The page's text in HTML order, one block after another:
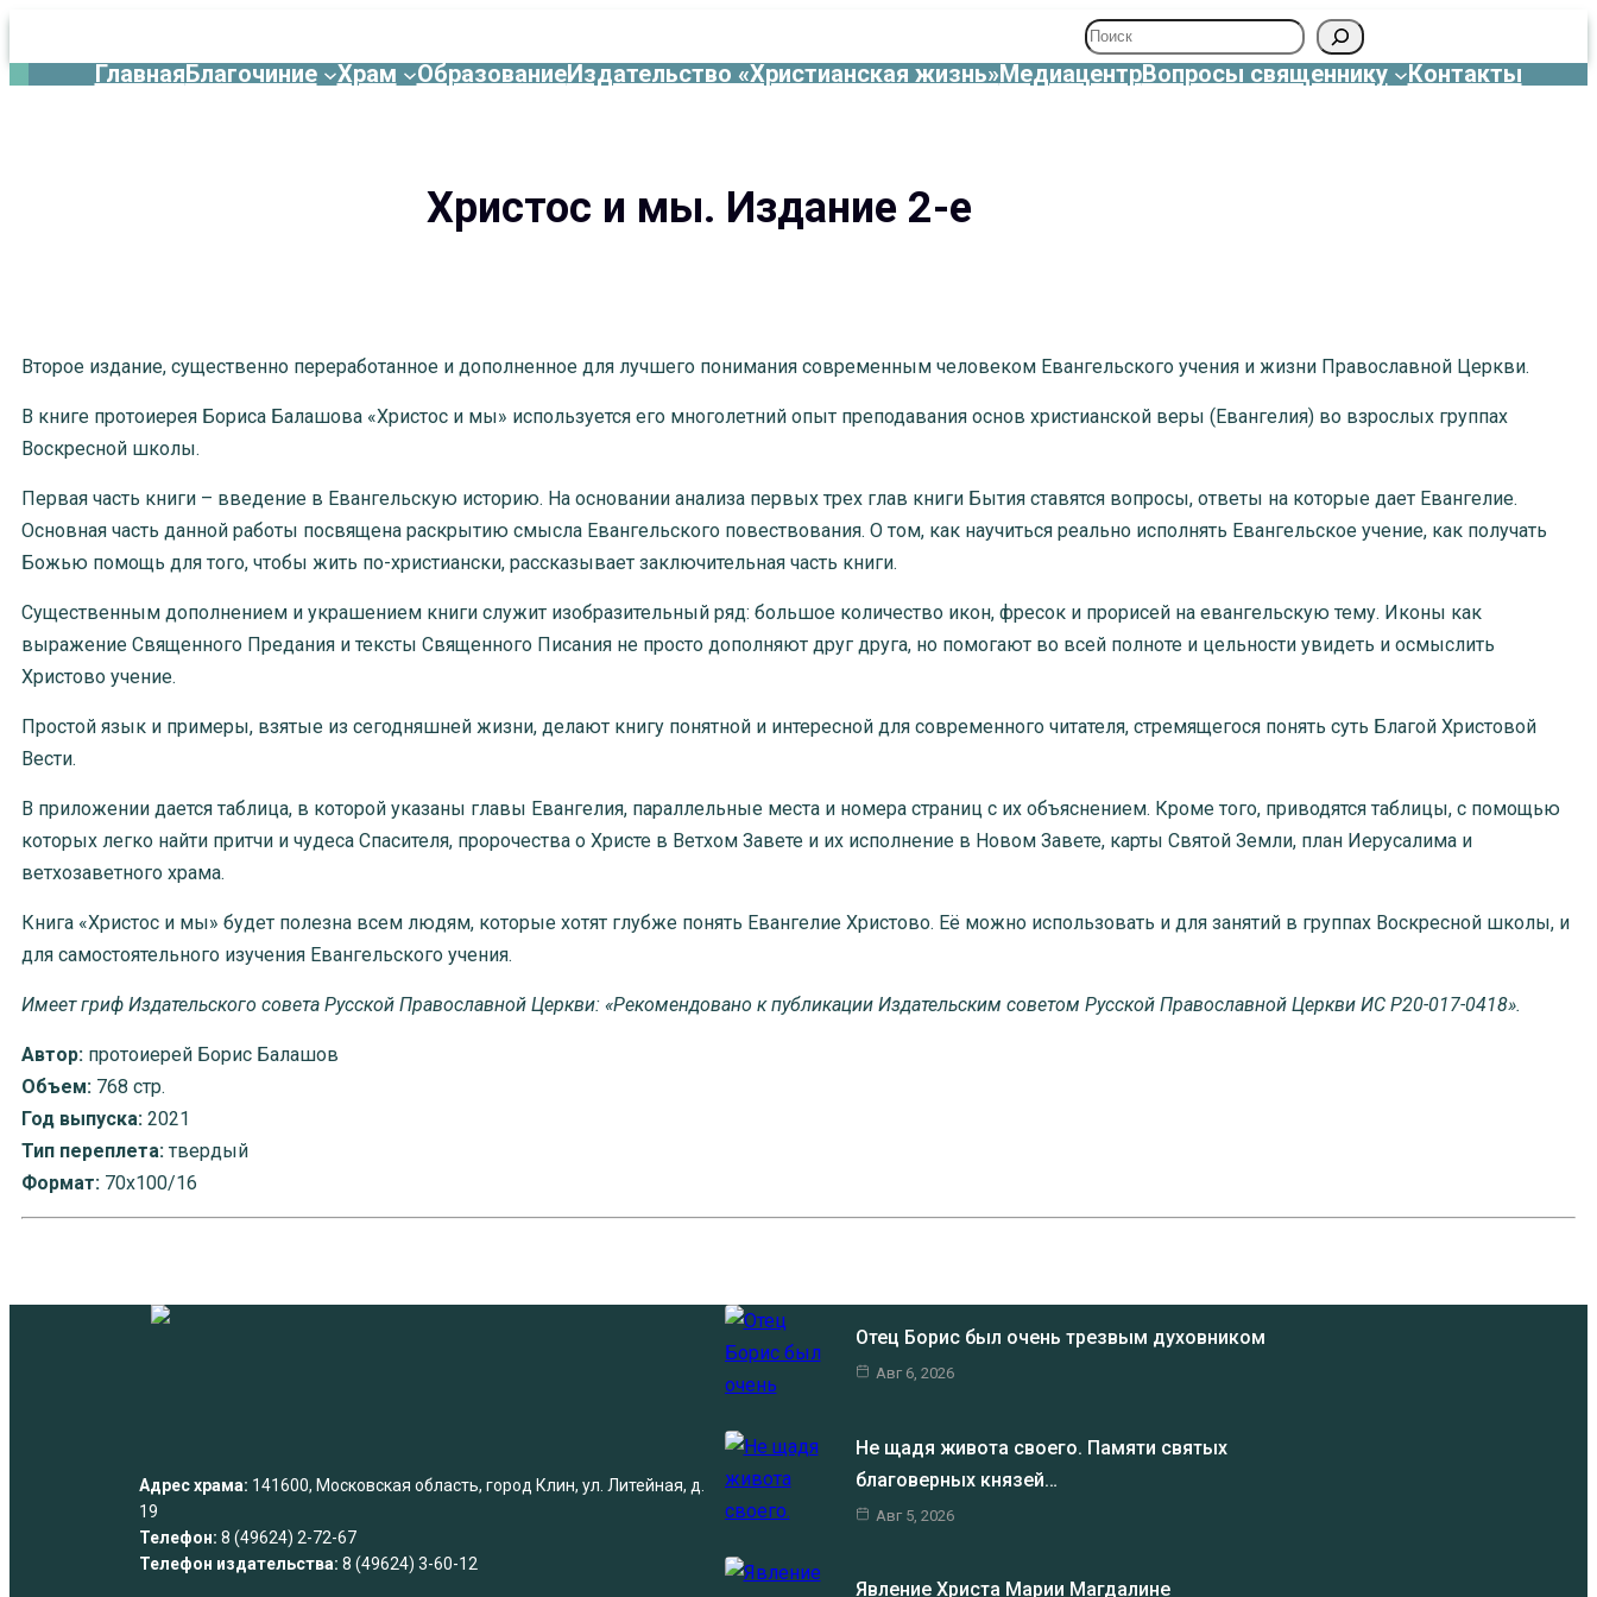
Поиск
ГлавнаяБлагочиние Храм ОбразованиеИздательство «Христианская жизнь»МедиацентрВопросы священнику Контакты
Христос и мы. Издание 2-е
Второе издание, существенно переработанное и дополненное для лучшего понимания современным человеком Евангельского учения и жизни Православной Церкви.
В книге протоиерея Бориса Балашова «Христос и мы» используется его многолетний опыт преподавания основ христианской веры (Евангелия) во взрослых группах
Воскресной школы.
Первая часть книги – введение в Евангельскую историю. На основании анализа первых трех глав книги Бытия ставятся вопросы, ответы на которые дает Евангелие.
Основная часть данной работы посвящена раскрытию смысла Евангельского повествования. О том, как научиться реально исполнять Евангельское учение, как получать
Божью помощь для того, чтобы жить по-христиански, рассказывает заключительная часть книги.
Существенным дополнением и украшением книги служит изобразительный ряд: большое количество икон, фресок и прорисей на евангельскую тему. Иконы как
выражение Священного Предания и тексты Священного Писания не просто дополняют друг друга, но помогают во всей полноте и цельности увидеть и осмыслить
Христово учение.
Простой язык и примеры, взятые из сегодняшней жизни, делают книгу понятной и интересной для современного читателя, стремящегося понять суть Благой Христовой
Вести.
В приложении дается таблица, в которой указаны главы Евангелия, параллельные места и номера страниц с их объяснением. Кроме того, приводятся таблицы, с помощью
которых легко найти притчи и чудеса Спасителя, пророчества о Христе в Ветхом Завете и их исполнение в Новом Завете, карты Святой Земли, план Иерусалима и
ветхозаветного храма.
Книга «Христос и мы» будет полезна всем людям, которые хотят глубже понять Евангелие Христово. Её можно использовать и для занятий в группах Воскресной школы, и
для самостоятельного изучения Евангельского учения.
Имеет гриф Издательского совета Русской Православной Церкви: «Рекомендовано к публикации Издательским советом Русской Православной Церкви ИС Р20-017-0418».
Автор: протоиерей Борис Балашов
Объем: 768 стр.
Год выпуска: 2021
Тип переплета: твердый
Формат: 70х100/16
Адрес храма: 141600, Московская область, город Клин, ул. Литейная, д.
19
Телефон: 8 (49624) 2-72-67
Телефон издательства: 8 (49624) 3-60-12
Отец Борис был очень трезвым духовником
Авг 6, 2026
Не щадя живота своего. Памяти святых
благоверных князей…
Авг 5, 2026
Явление Христа Марии Магдалине